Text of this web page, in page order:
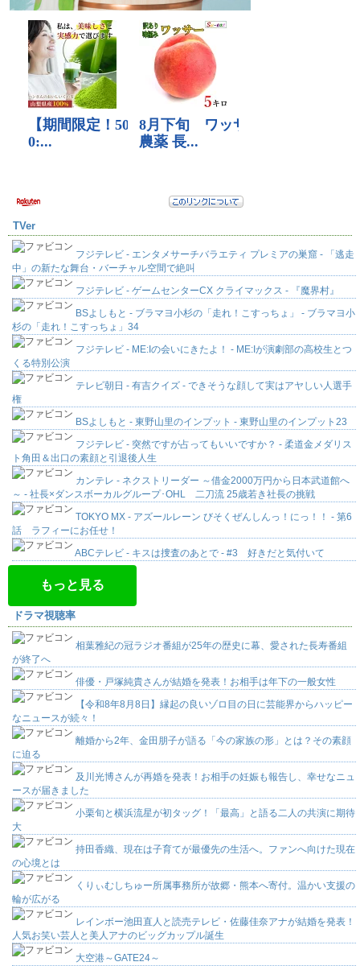
TVer
フジテレビ - エンタメサーチバラエティ プレミアの巣窟 - 「逃走
中」の新たな舞台・バーチャル空間で絶叫
フジテレビ - ゲームセンターCX クライマックス - 『魔界村』
BSよしもと - ブラマヨ小杉の「走れ！こすっちょ」 - ブラマヨ小
杉の「走れ！こすっちょ」34
フジテレビ - ME:Iの会いにきたよ！ - ME:Iが演劇部の高校生とつ
くる特別公演
テレビ朝日 - 有吉クイズ - できそうな顔して実はアヤしい人選手
権
BSよしもと - 東野山里のインプット - 東野山里のインプット23
フジテレビ - 突然ですが占ってもいいですか？ - 柔道金メダリス
ト角田＆出口の素顔と引退後人生
カンテレ - ネクストリーダー ～借金2000万円から日本武道館へ
～ - 社長×ダンスボーカルグループ･OHL 二刀流 25歳若き社長の挑戦
TOKYO MX - アズールレーン びそくぜんしんっ！にっ！！ - 第6
話 ラフィーにお任せ！
ABCテレビ - キスは捜査のあとで - #3 好きだと気付いて
もっと見る
ドラマ視聴率
相葉雅紀の冠ラジオ番組が25年の歴史に幕、愛された長寿番組
が終了へ
俳優・戸塚純貴さんが結婚を発表！お相手は年下の一般女性
【令和8年8月8日】縁起の良いゾロ目の日に芸能界からハッピー
なニュースが続々！
離婚から2年、金田朋子が語る「今の家族の形」とは？その素顔
に迫る
及川光博さんが再婚を発表！お相手の妊娠も報告し、幸せなニュ
ースが届きました
小栗旬と横浜流星が初タッグ！「最高」と語る二人の共演に期待
大
持田香織、現在は子育てが最優先の生活へ。ファンへ向けた現在
の心境とは
くりぃむしちゅー所属事務所が故郷・熊本へ寄付。温かい支援の
輪が広がる
レインボー池田直人と読売テレビ・佐藤佳奈アナが結婚を発表！
人気お笑い芸人と美人アナのビッグカップル誕生
大空港～GATE24～